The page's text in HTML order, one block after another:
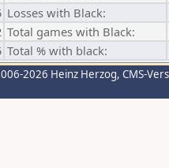
Losses with Black:
Total games with Black:
Total % with black:
2026 Heinz Herzog, CMS-